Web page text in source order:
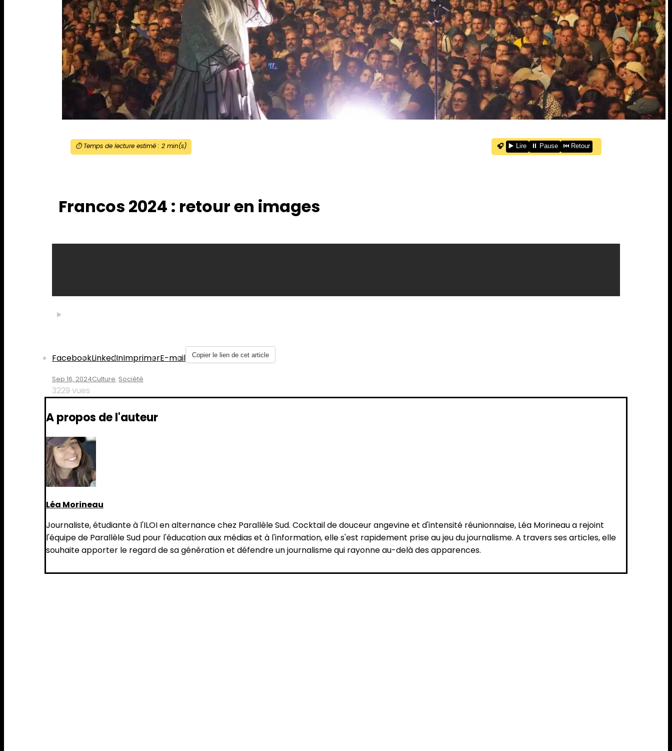
⏱️ Temps de lecture estimé : 2min(s) 🎧 ▶️ Lire ⏸️ Pause ⏮️ Retour
Francos 2024 : retour en images
FacebookLinkedInImprimerE-mail Copier le lien de cet article
Sep 16, 2024Culture, Société
3229 vues
A propos de l'auteur
Léa Morineau
Journaliste, étudiante à l'ILOI en alternance chez Parallèle Sud. Cocktail de douceur angevine et d'intensité réunionnaise, Léa Morineau a rejoint
l'équipe de Parallèle Sud pour l'éducation aux médias et à l'information, elle s'est rapidement prise au jeu du journalisme. A travers ses articles, elle
souhaite apporter le regard de sa génération et défendre un journalisme qui rayonne au-delà des apparences.